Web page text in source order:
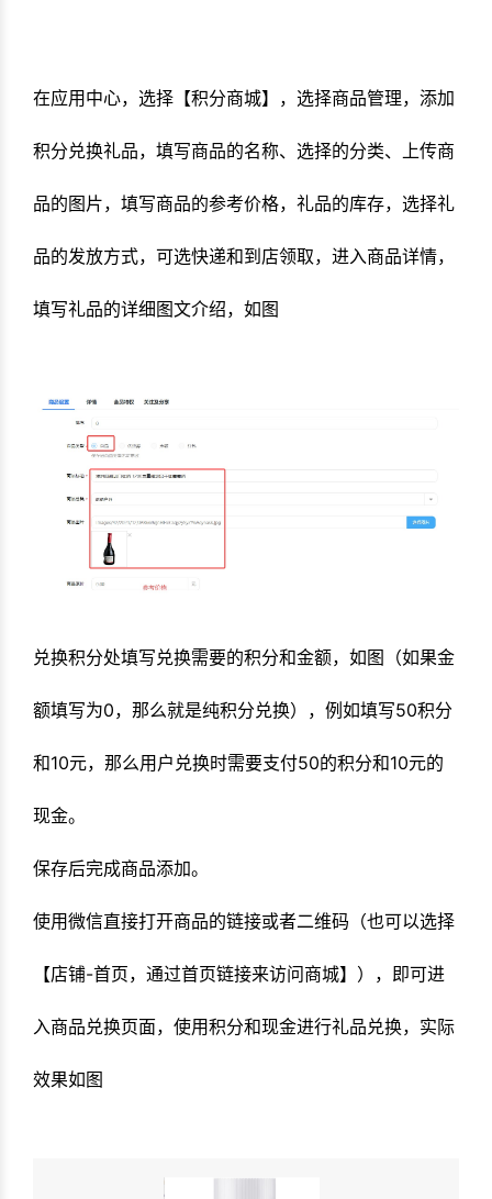
在应用中心，选择【积分商城】，选择商品管理，添加
积分兑换礼品， 填写商品的名称、选择的分类、上传商
品的图片，填写商品的参考价格，礼品的库存，选择礼
品的发放方式，可选快递和到店领取，进入商品详情，
填写礼品的详细图文介绍，如图
兑换积分处填写兑换需要的积分和金额，如图（如果金
额填写为0，那么就是纯积分兑换），例如填写50积分
和10元，那么用户兑换时需要支付50的积分和10元的
现金。
保存后完成商品添加。
使用微信直接打开商品的链接或者二维码（也可以选择
【店铺-首页，通过首页链接来访问商城】），即可进
入商品兑换页面，使用积分和现金进行礼品兑换，实际
效果如图